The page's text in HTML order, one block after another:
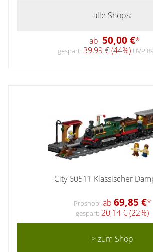
alle Shops:
ab 50,00 €*
gespart: 39,99 € (44%)UVP
City 60511 Klassischer
Proshop: ab 69,85 €*
gespart: 20,14 € (22%)
> zum Shop